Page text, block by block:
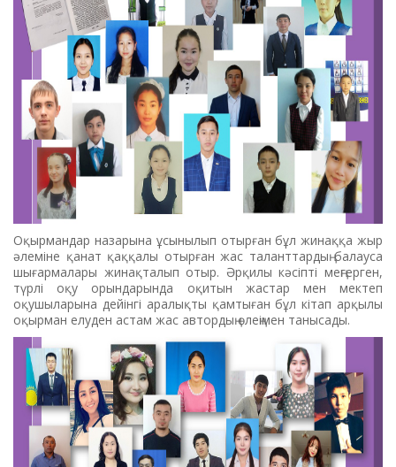
Оқырмандар назарына ұсынылып отырған бұл жинаққа жыр
әлеміне қанат қаққалы отырған жас таланттардың балауса
шығармалары жинақталып отыр. Әрқилы кәсіпті меңгерген,
түрлі оқу орындарында оқитын жастар мен мектеп
оқушыларына дейінгі аралықты қамтыған бұл кітап арқылы
оқырман елуден астам жас автордың өлеңімен танысады.